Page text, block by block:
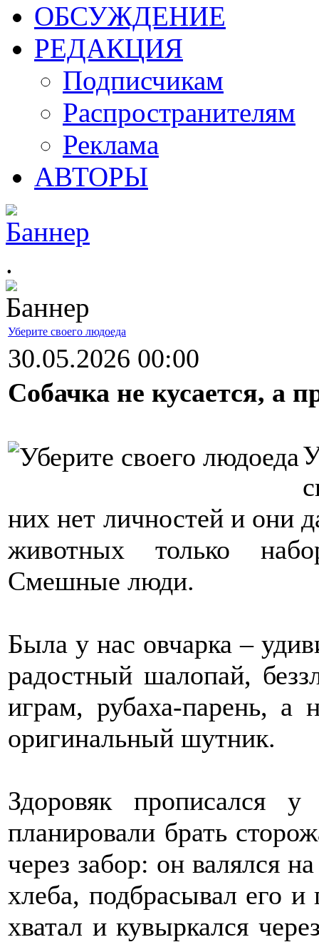
ОБСУЖДЕНИЕ
РЕДАКЦИЯ
Подписчикам
Распространителям
Реклама
АВТОРЫ
.
Уберите своего людоеда
30.05.2026 00:00
Собачка не кусается, а
них нет личностей и
животных только
Смешные люди.
Была у нас овчарка –
радостный шалопай,
играм, рубаха-парень,
оригинальный шутник.
Здоровяк прописался
планировали брать
через забор: он валялся
хлеба, подбрасывал его
хватал и кувыркался